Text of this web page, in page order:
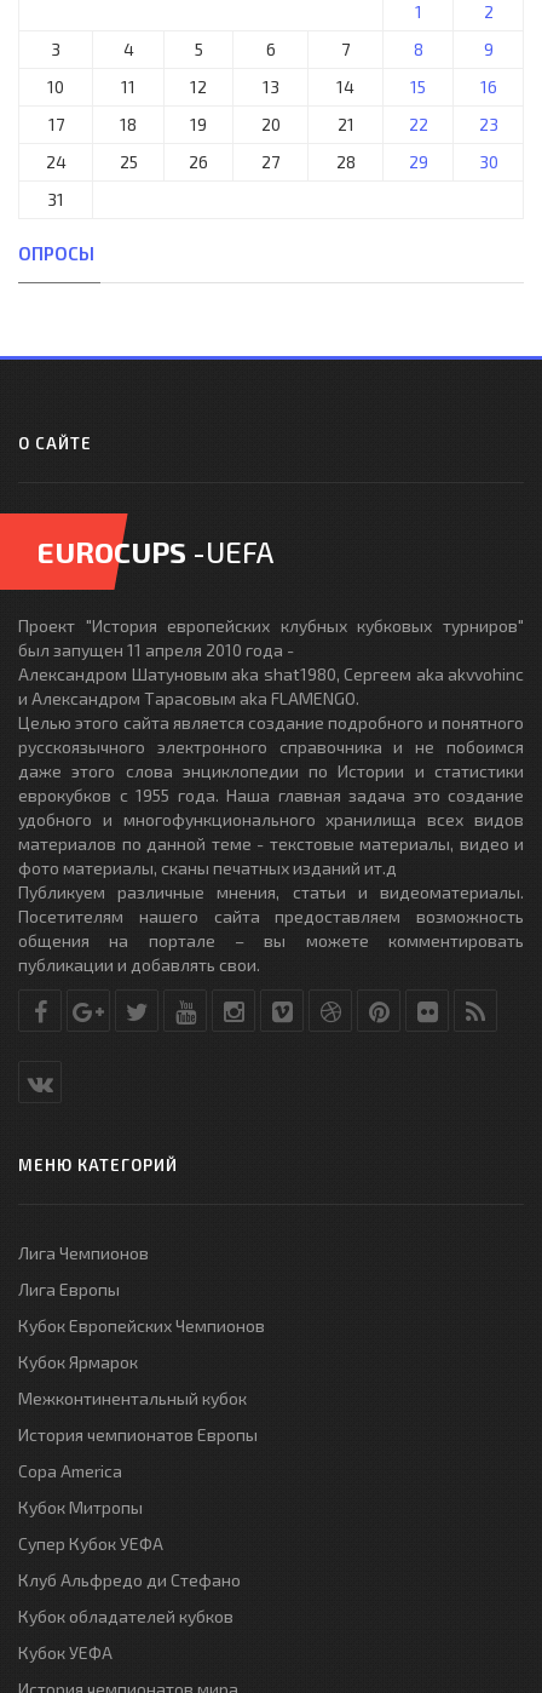
1
2
3
4 5 6 7 8
9
10
11 12 13 14 15
16
17
18 19 20 21 22
23
24
25 26 27 28 29
30
31
ОПРОСЫ
О САЙТЕ
EUROCUPS -UEFA
Проект "История европейских клубных кубковых турниров"
был запущен 11 апреля 2010 года -
Александром Шатуновым aka shat1980, Сергеем aka akvvohinc
и Александром Тарасовым aka FLAMENGO.
Целью этого сайта является создание подробного и понятного
русскоязычного электронного справочника и не побоимся
даже этого слова энциклопедии по Истории и статистики
еврокубков с 1955 года. Наша главная задача это создание
удобного и многофункционального хранилища всех видов
материалов по данной теме - текстовые материалы, видео и
фото материалы, сканы печатных изданий ит.д
Публикуем различные мнения, статьи и видеоматериалы.
Посетителям нашего сайта предоставляем возможность
общения на портале – вы можете комментировать
публикации и добавлять свои.
МЕНЮ КАТЕГОРИЙ
Лига Чемпионов
Лига Европы
Кубок Европейских Чемпионов
Кубок Ярмарок
Межконтинентальный кубок
История чемпионатов Европы
Copa America
Кубок Митропы
Супер Кубок УЕФА
Клуб Альфредо ди Стефано
Кубок обладателей кубков
Кубок УЕФА
История чемпионатов мира